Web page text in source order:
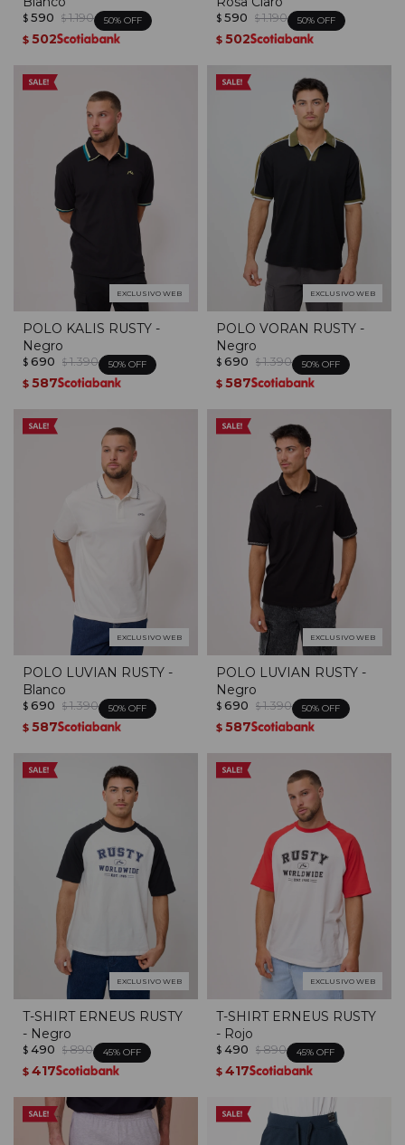
$ 590 $ 1.190 50
$ 502
$ 590 $ 1.190 50
$ 502
EXCLUSIVO WEB
POLO KALIS RUSTY -
Negro
$ 690 $ 1.390 50
$ 587
EXCLUSIVO WEB
POLO VORAN RUSTY -
Negro
$ 690 $ 1.390 50
$ 587
EXCLUSIVO WEB
POLO LUVIAN RUSTY -
Blanco
$ 690 $ 1.390 50
$ 587
EXCLUSIVO WEB
POLO LUVIAN RUSTY -
Negro
$ 690 $ 1.390 50
$ 587
EXCLUSIVO WEB
T-SHIRT ERNEUS RUSTY
- Negro
$ 490 $ 890 45
$ 417
EXCLUSIVO WEB
T-SHIRT ERNEUS RUSTY
- Rojo
$ 490 $ 890 45
$ 417